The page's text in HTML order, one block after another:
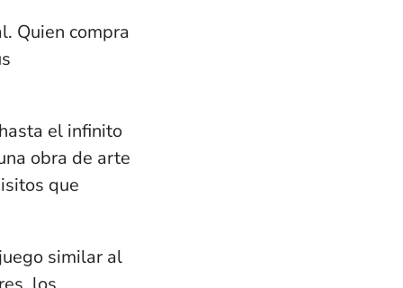
. Quien compra
el infinito
obra de arte
que
similar al